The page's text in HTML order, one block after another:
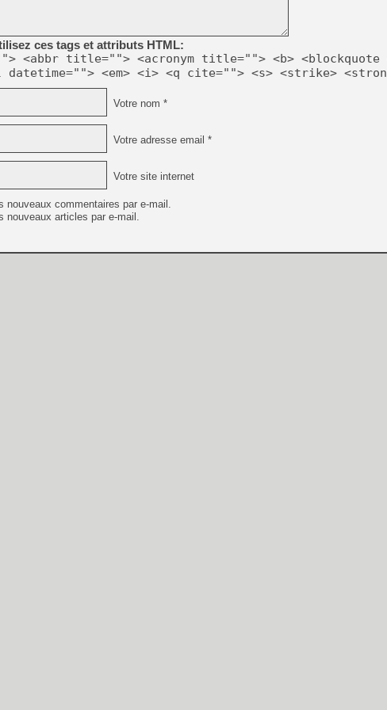
[GK] Résultats Nintendo :
[GK] Déjà des
[Mo5] Brickboy cherche à
[GK] Minecraft et ses «
[GK] Beast of
[GK] Ubisoft : fin de partie
[GK] Mémoire cash -
[GK] Dan Houser (GTA)
[GK] Comment EA Sports
[GK] Crimson Moon : un
[GK] Isle of Reveries : le
[GK] Moonlighter 2 : The
[GK] Capcom relance
[GK] Guillermo del Toro
ces tags et attributs HTML:
<abbr title=""> <acronym title=""> <b> <blockquote
datetime=""> <em> <i> <q cite=""> <s> <strike>
Votre nom *
Votre adresse email *
Votre site internet
nouveaux commentaires par e-mail.
nouveaux articles par e-mail.